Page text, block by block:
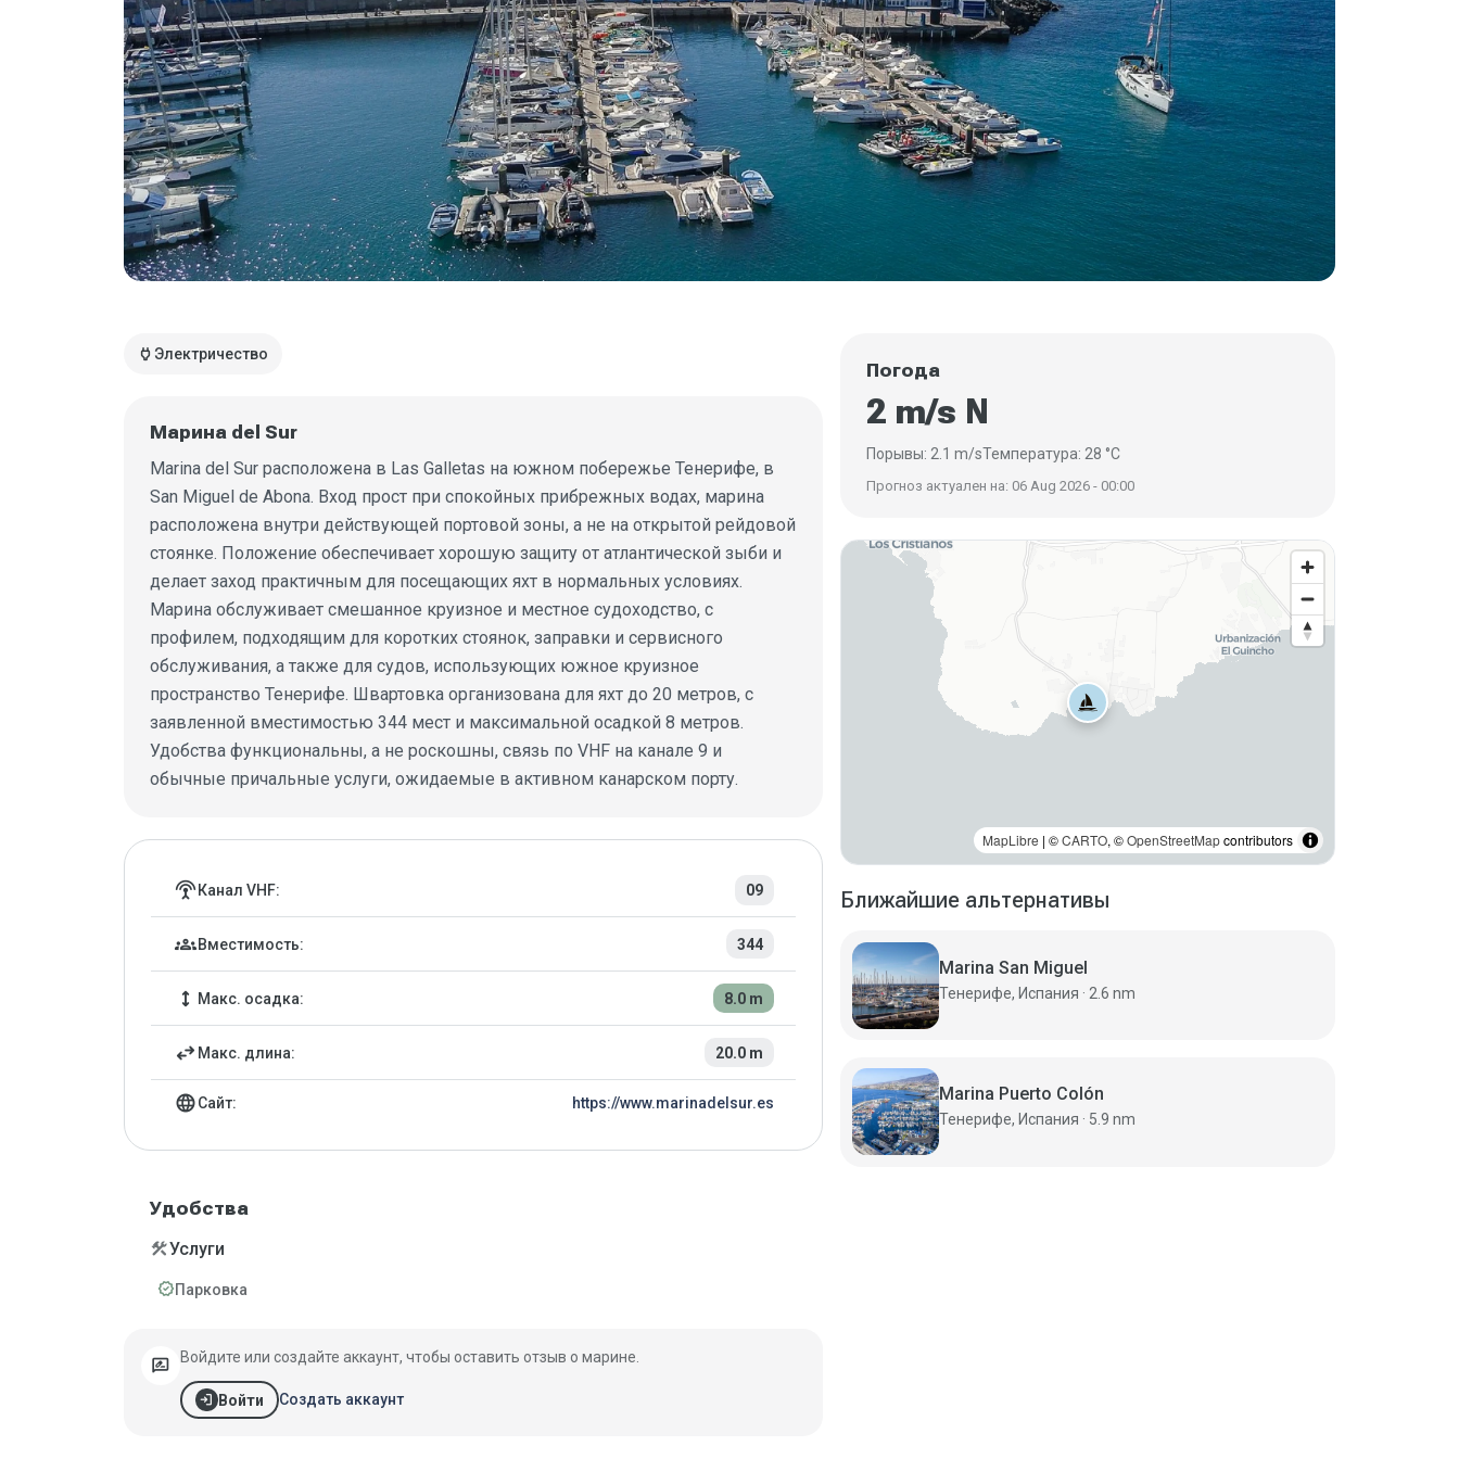
power Электричество
Марина del Sur
Marina del Sur расположена в Las Galletas на южном побережье Тенерифе, в
San Miguel de Abona. Вход прост при спокойных прибрежных водах, марина
расположена внутри действующей портовой зоны, а не на открытой рейдовой
стоянке. Положение обеспечивает хорошую защиту от атлантической зыби и
делает заход практичным для посещающих яхт в нормальных условиях.
Марина обслуживает смешанное круизное и местное судоходство, с
профилем, подходящим для коротких стоянок, заправки и сервисного
обслуживания, а также для судов, использующих южное круизное
пространство Тенерифе. Швартовка организована для яхт до 20 метров, с
заявленной вместимостью 344 мест и максимальной осадкой 8 метров.
Удобства функциональны, а не роскошны, связь по VHF на канале 9 и
обычные причальные услуги, ожидаемые в активном канарском порту.
Детали марины
settings_input_antenna Канал VHF: 09
groups Вместимость: 344
height Макс. осадка: 8.0 m
swap_horiz Макс. длина: 20.0 m
languageСайт: https://www.marinadelsur.es
Удобства
constructionУслуги
verifiedПарковка
rate_review Войдите или создайте аккаунт, чтобы оставить отзыв о марине.
login Войти Создать аккаунт
Погода
2 m/s N
Порывы: 2.1 m/sТемпература: 28 °C
Прогноз актуален на: 06 Aug 2026 - 00:00
MapLibre | ©CARTO, ©OpenStreetMapcontributors
Ближайшие альтернативы
Marina San Miguel
Тенерифе, Испания · 2.6 nm
Marina Puerto Colón
Тенерифе, Испания · 5.9 nm